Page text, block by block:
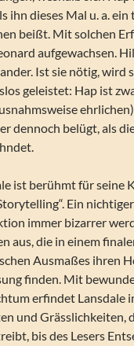
ihn dieses Mal u. a.
beißt. Mit solchen
aufgewachsen.
Ist sie nötig, wird
geleistet: Hap ist
dennoch belügt, als
ist berühmt für seine
Ein
immer bizarrer
aus, die in einem
Ausmaßes ihren
finden. Mit
erfindet Lansdale
und Grässlichkeiten,
bis des Lesers